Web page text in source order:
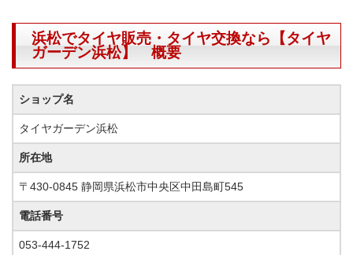
浜松でタイヤ販売・タイヤ交換なら【タイヤ
ガーデン浜松】 概要
ショップ名
タイヤガーデン浜松
所在地
〒430-0845 静岡県浜松市中央区中田島町545
電話番号
053-444-1752